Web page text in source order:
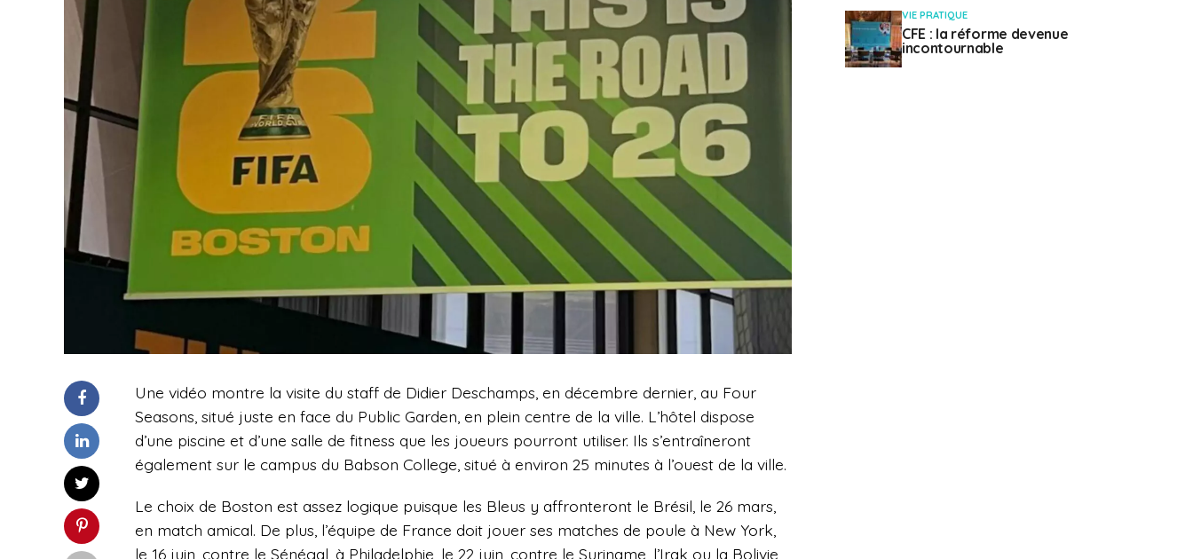
Une vidéo montre la visite du staff de Didier Deschamps, en décembre dernier, au Four
Seasons, situé juste en face du Public Garden, en plein centre de la ville. L’hôtel dispose
d’une piscine et d’une salle de fitness que les joueurs pourront utiliser. Ils s’entraîneront
également sur le campus du Babson College, situé à environ 25 minutes à l’ouest de la ville.
Le choix de Boston est assez logique puisque les Bleus y affronteront le Brésil, le 26 mars,
en match amical. De plus, l’équipe de France doit jouer ses matches de poule à New York,
le 16 juin, contre le Sénégal, à Philadelphie, le 22 juin, contre le Suriname, l’Irak ou la Bolivie,
VIE PRATIQUE
CFE : la réforme devenue
incontournable